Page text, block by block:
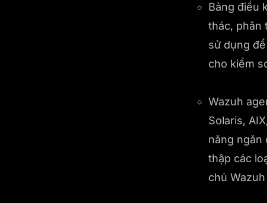
Bảng điều
thác, phân
sử dụng
cho kiểm
Wazuh
Solaris,
năng ngăn
thập các
chủ